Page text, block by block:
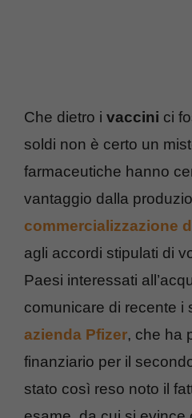
Che dietro i vaccini ci
soldi non è certo un
farmaceutiche hanno
vantaggio dalla
commercializzazione
agli accordi stipulati di
Paesi interessati
comunicare di recente i
azienda Pfizer, che ha
finanziario per il
stato così reso noto il